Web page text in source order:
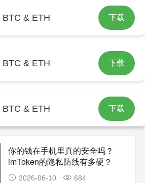
BTC & ETH 下载
BTC & ETH 下载
BTC & ETH 下载
你的钱在手机里真的安全吗？
imToken的隐私防线有多硬？
2026-06-10 684